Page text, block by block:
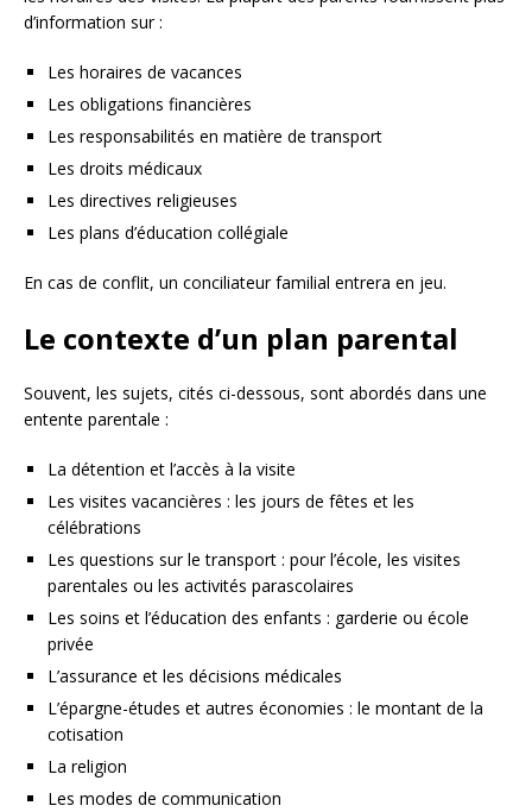
d’information sur :
Les horaires de vacances
Les obligations financières
Les responsabilités en matière de transport
Les droits médicaux
Les directives religieuses
Les plans d’éducation collégiale
En cas de conflit, un conciliateur familial entrera en jeu.
Le contexte d’un plan parental
Souvent, les sujets, cités ci-dessous, sont abordés dans une
entente parentale :
La détention et l’accès à la visite
Les visites vacancières : les jours de fêtes et les
célébrations
Les questions sur le transport : pour l’école, les visites
parentales ou les activités parascolaires
Les soins et l’éducation des enfants : garderie ou école
privée
L’assurance et les décisions médicales
L’épargne-études et autres économies : le montant de la
cotisation
La religion
Les modes de communication